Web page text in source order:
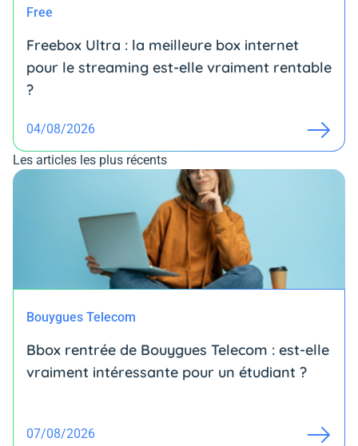
Free
Freebox Ultra : la meilleure box internet
pour le streaming est-elle vraiment rentable
?
04/08/2026
Les articles les plus récents
Bouygues Telecom
Bbox rentrée de Bouygues Telecom : est-elle
vraiment intéressante pour un étudiant ?
07/08/2026